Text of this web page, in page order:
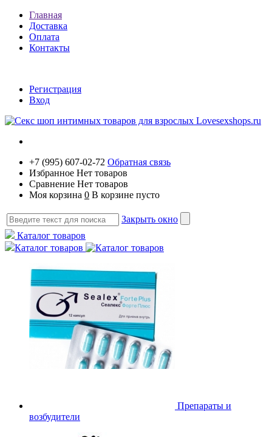
Главная
Доставка
Оплата
Контакты
Регистрация
Вход
+7 (995) 607-02-72 Обратная связь
Избранное Нет товаров
Сравнение Нет товаров
Моя корзина 0 В корзине пусто
Закрыть окно
Каталог товаров
Каталог товаров
Препараты и
возбудители